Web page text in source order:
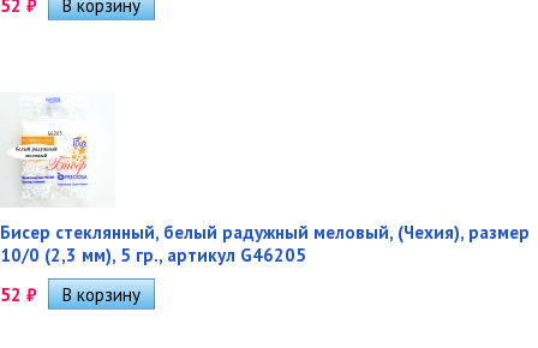
52 ₽
Бисер стеклянный, белый радужный меловый, (Чехия), размер
10/0 (2,3 мм), 5 гр., артикул G46205
52 ₽